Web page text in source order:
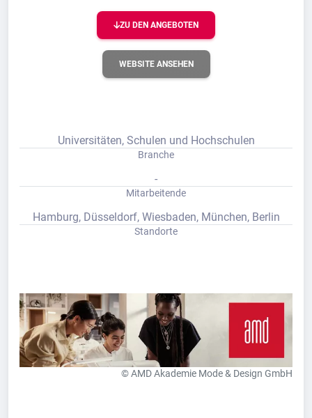
ZU DEN ANGEBOTEN
WEBSITE ANSEHEN
Universitäten, Schulen und Hochschulen
Branche
-
Mitarbeitende
Hamburg, Düsseldorf, Wiesbaden, München, Berlin
Standorte
© AMD Akademie Mode & Design GmbH